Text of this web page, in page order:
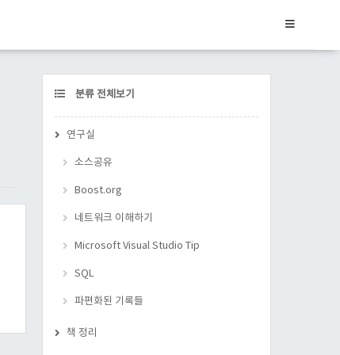
CATEGORY
분류 전체보기
연구실
소스공유
Boost.org
네트워크 이해하기
Microsoft Visual Studio Tip
SQL
파편화된 기록들
책 정리